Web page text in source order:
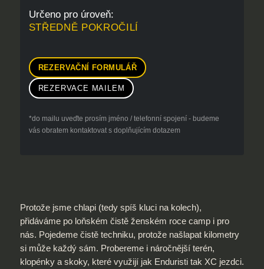
Určeno pro úroveň:
STŘEDNĚ POKROČILÍ
REZERVAČNÍ FORMULÁŘ
REZERVACE MAILEM
*do mailu uveďte prosím jméno / telefonní spojení - budeme
vás obratem kontaktovat s doplňujícím dotazem
Protože jsme chlapi (tedy spíš kluci na kolech),
přidáváme po loňském čistě ženském roce camp i pro
nás. Pojedeme čistě techniku, protože našlapat kilometry
si může každý sám. Probereme i náročnější terén,
klopénky a skoky, které využijí jak Enduristi tak XC jezdci.